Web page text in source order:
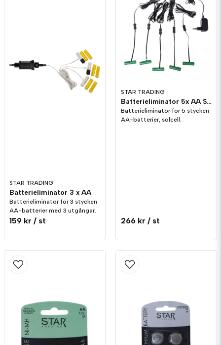
STAR TRADING
Batterieliminator 3 x AA
Batterieliminator för 3 stycken
AA-batterier med 3 utgångar.
159 kr / st
STAR TRADING
Batterieliminator 5x AA Solcell
Batterieliminator för 5 stycken
AA-batterier, solcell.
266 kr / st